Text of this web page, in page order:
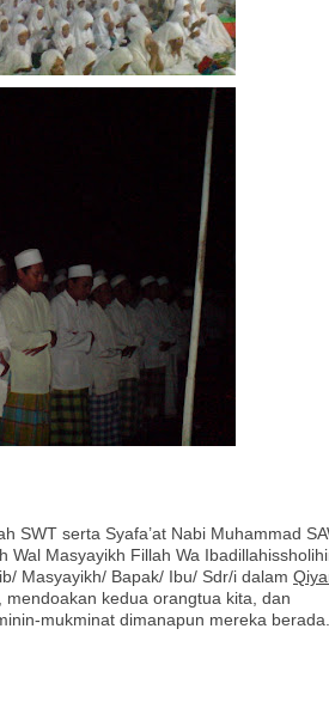
SWT serta Syafa’at Nabi Muhammad
Wal Masyayikh Fillah Wa
Masyayikh/ Bapak/ Ibu/ Sdr/i dalam
kedua orangtua kita, dan
mukminat dimanapun mereka berada.